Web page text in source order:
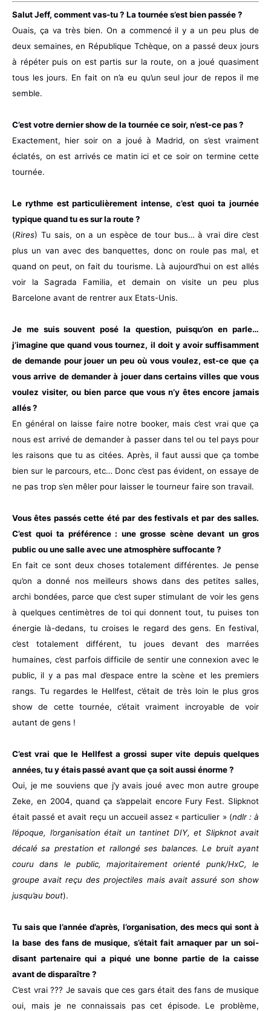
Salut Jeff, comment vas-tu ? La tournée s’est bien passée ?
Ouais, ça va très bien. On a commencé il y a un peu plus de
deux semaines, en République Tchèque, on a passé deux jours
à répéter puis on est partis sur la route, on a joué quasiment
tous les jours. En fait on n’a eu qu’un seul jour de repos il me
semble.
C’est votre dernier show de la tournée ce soir, n’est-ce pas ?
Exactement, hier soir on a joué à Madrid, on s’est vraiment
éclatés, on est arrivés ce matin ici et ce soir on termine cette
tournée.
Le rythme est particulièrement intense, c’est quoi ta journée
typique quand tu es sur la route ?
(Rires) Tu sais, on a un espèce de tour bus… à vrai dire c’est
plus un van avec des banquettes, donc on roule pas mal, et
quand on peut, on fait du tourisme. Là aujourd’hui on est allés
voir la Sagrada Familia, et demain on visite un peu plus
Barcelone avant de rentrer aux Etats-Unis.
Je me suis souvent posé la question, puisqu’on en parle…
j’imagine que quand vous tournez, il doit y avoir suffisamment
de demande pour jouer un peu où vous voulez, est-ce que ça
vous arrive de demander à jouer dans certains villes que vous
voulez visiter, ou bien parce que vous n’y êtes encore jamais
allés ?
En général on laisse faire notre booker, mais c’est vrai que ça
nous est arrivé de demander à passer dans tel ou tel pays pour
les raisons que tu as citées. Après, il faut aussi que ça tombe
bien sur le parcours, etc… Donc c’est pas évident, on essaye de
ne pas trop s’en mêler pour laisser le tourneur faire son travail.
Vous êtes passés cette été par des festivals et par des salles.
C’est quoi ta préférence : une grosse scène devant un gros
public ou une salle avec une atmosphère suffocante ?
En fait ce sont deux choses totalement différentes. Je pense
qu’on a donné nos meilleurs shows dans des petites salles,
archi bondées, parce que c’est super stimulant de voir les gens
à quelques centimètres de toi qui donnent tout, tu puises ton
énergie là-dedans, tu croises le regard des gens. En festival,
c’est totalement différent, tu joues devant des marrées
humaines, c’est parfois difficile de sentir une connexion avec le
public, il y a pas mal d’espace entre la scène et les premiers
rangs. Tu regardes le Hellfest, c’était de très loin le plus gros
show de cette tournée, c’était vraiment incroyable de voir
autant de gens !
C’est vrai que le Hellfest a grossi super vite depuis quelques
années, tu y étais passé avant que ça soit aussi énorme ?
Oui, je me souviens que j’y avais joué avec mon autre groupe
Zeke, en 2004, quand ça s’appelait encore Fury Fest. Slipknot
était passé et avait reçu un accueil assez « particulier » (ndlr : à
l’époque, l’organisation était un tantinet DIY, et Slipknot avait
décalé sa prestation et rallongé ses balances. Le bruit ayant
couru dans le public, majoritairement orienté punk/HxC, le
groupe avait reçu des projectiles mais avait assuré son show
jusqu’au bout).
Tu sais que l’année d’après, l’organisation, des mecs qui sont à
la base des fans de musique, s’était fait arnaquer par un soi-
disant partenaire qui a piqué une bonne partie de la caisse
avant de disparaître ?
C’est vrai ??? Je savais que ces gars était des fans de musique
oui, mais je ne connaissais pas cet épisode. Le problème,